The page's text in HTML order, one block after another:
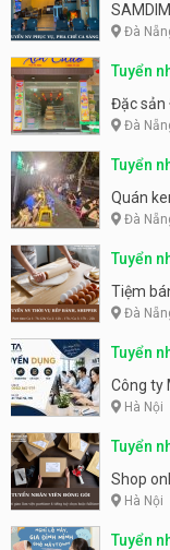
Đà
Tuyển
Nẵng
Đặc sản
Đà
Tuyển
Quán
Đà
Tuyển
Tiệm
Đà
Tuyển
Công ty
Hà Nội
Tuyển
Shop
Hà Nội
Tuyển